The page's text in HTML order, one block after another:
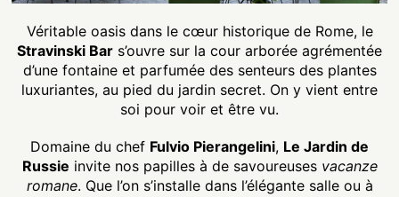
Véritable oasis dans le cœur historique de Rome, le
Stravinski Bar s’ouvre sur la cour arborée agrémentée
d’une fontaine et parfumée des senteurs des plantes
luxuriantes, au pied du jardin secret. On y vient entre
soi pour voir et être vu.
Domaine du chef Fulvio Pierangelini, Le Jardin de
Russie invite nos papilles à de savoureuses vacanze
romane. Que l’on s’installe dans l’élégante salle ou à